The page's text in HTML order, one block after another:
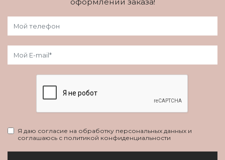
Я даю согласие на обработку персональных данных и
соглашаюсь с политикой конфиденциальности